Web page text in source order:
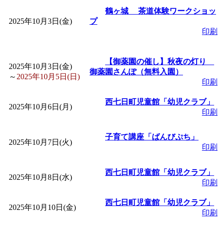
堂島地区歴史ウオ
」 受付期間：～
「みなづる号乗車体
」
「皆鶴姫のこびる塾
～」 受付期間：～
「みなづる号乗車体
de 健康づくり」 」 受
2025年10月3日(金)
鶴ヶ城 茶道体験ワークショッ
プ
印刷
2025年10月3日(金)
～ 2025年10月5日(日)
【御薬園の催し】秋夜の灯り
御薬園さんぽ（無料入園）
印刷
2025年10月6日(月)
西七日町児童館「幼児クラブ」
印刷
2025年10月7日(火)
子育て講座「ばんびぷち」
印刷
2025年10月8日(水)
西七日町児童館「幼児クラブ」
印刷
2025年10月10日(金)
西七日町児童館「幼児クラブ」
印刷